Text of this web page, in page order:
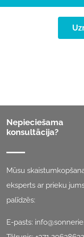
konsultācija?
Mūsu
eksperts ar prieku jums
palīdzēs: